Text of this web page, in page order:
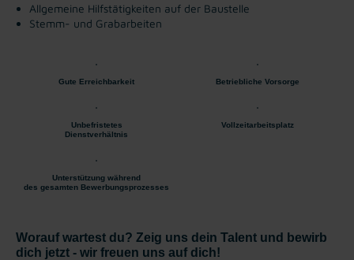
Allgemeine Hilfstätigkeiten auf der Baustelle
Stemm- und Grabarbeiten
Gute Erreichbarkeit Betriebliche Vorsorge
Unbefristetes
Dienstverhältnis
Vollzeitarbeitsplatz
Unterstützung während
des gesamten Bewerbungsprozesses
Worauf wartest du? Zeig uns dein Talent und bewirb
dich jetzt - wir freuen uns auf dich!